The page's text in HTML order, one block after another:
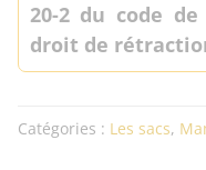
20-2 du code
droit de
Catégories : Les sacs,